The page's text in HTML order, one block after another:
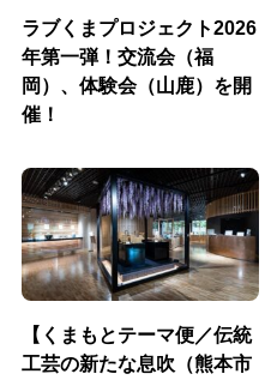
ラブくまプロジェクト2026
年第一弾！交流会（福
岡）、体験会（山鹿）を開
催！
【くまもとテーマ便／伝統
工芸の新たな息吹（熊本市